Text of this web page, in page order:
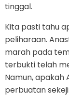
tinggal.
Kita pasti tahu
peliharaan.
marah pada
terbukti telah
Namun, apakah
perbuatan